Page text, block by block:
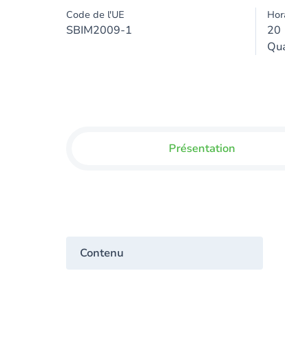
Code de l'UE
SBIM2009-1
20
Présentation
Contenu